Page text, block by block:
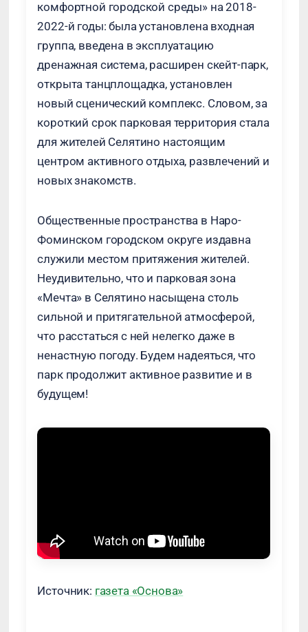
комфортной городской среды» на 2018-
2022-й годы: была установлена входная
группа, введена в эксплуатацию
дренажная система, расширен скейт-парк,
открыта танцплощадка, установлен
новый сценический комплекс. Словом, за
короткий срок парковая территория стала
для жителей Селятино настоящим
центром активного отдыха, развлечений и
новых знакомств.
Общественные пространства в Наро-
Фоминском городском округе издавна
служили местом притяжения жителей.
Неудивительно, что и парковая зона
«Мечта» в Селятино насыщена столь
сильной и притягательной атмосферой,
что расстаться с ней нелегко даже в
ненастную погоду. Будем надеяться, что
парк продолжит активное развитие и в
будущем!
Источник: газета «Основа»